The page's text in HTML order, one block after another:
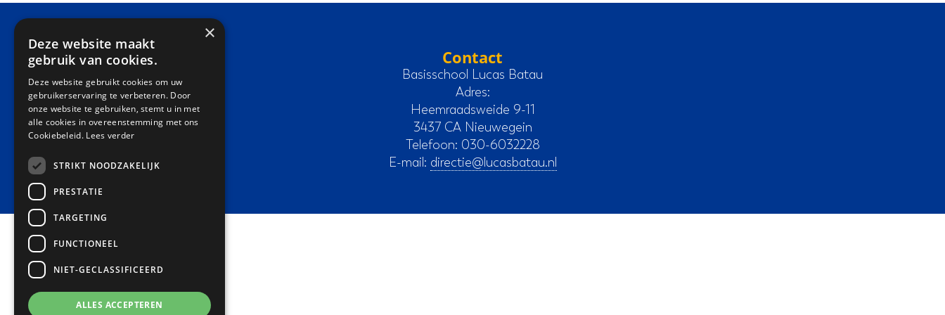
Contact
Basisschool Lucas Batau
Adres:
Heemraadsweide 9-11
3437 CA Nieuwegein
Telefoon: 030-6032228
E-mail: directie@lucasbatau.nl
×
Deze website maakt
gebruik van cookies.
Deze website gebruikt cookies om uw
gebruikerservaring te verbeteren. Door
onze website te gebruiken, stemt u in met
alle cookies in overeenstemming met ons
Cookiebeleid. Lees verder
STRIKT NOODZAKELIJK
PRESTATIE
TARGETING
FUNCTIONEEL
NIET-GECLASSIFICEERD
ALLES ACCEPTEREN